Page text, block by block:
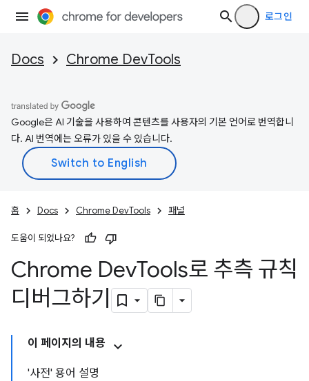
로그인
Docs Chrome DevTools
Google은 AI 기술을 사용하여 콘텐츠를 사용자의 기본 언어로 번역합니
다. AI 번역에는 오류가 있을 수 있습니다.
홈 Docs Chrome DevTools 패널
도움이 되었나요?
Chrome DevTools로 추측 규칙
디버그하기
이 페이지의 내용
'사전' 용어 설명